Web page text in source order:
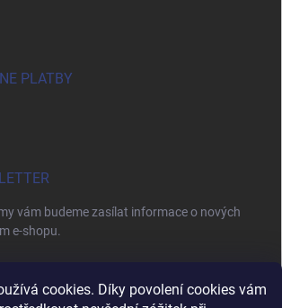
cookies. Díky povolení cookies vám
PLATBY
vám budeme zasílat informace o nových
e-shopu.